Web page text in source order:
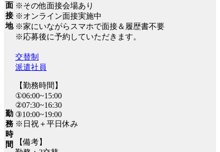
面
接
地
※その他面接会場あり
※オンライン面接実施中
※家にいながらスマホで面接＆履歴書不要
※応募後に予約していただきます。
勤
務
時
間
交替制
派遣社員
【勤務時間】
①06:00~15:00
②07:30~16:30
③10:00~19:00
※日祝＋平日休み
【備考】